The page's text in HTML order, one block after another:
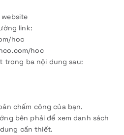
link:
hoc
hoc
trong ba nội dung sau:
chấm công của bạn.
bên phải để xem danh sách
cần thiết.